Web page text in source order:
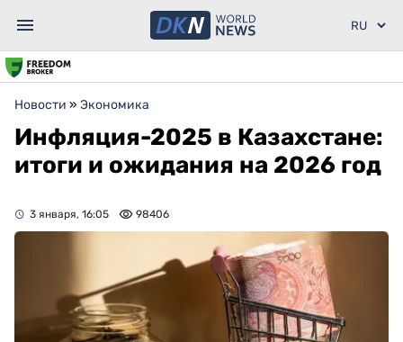
Новости » Экономика
Инфляция-2025 в Казахстане:
итоги и ожидания на 2026 год
3 января, 16:05 98406